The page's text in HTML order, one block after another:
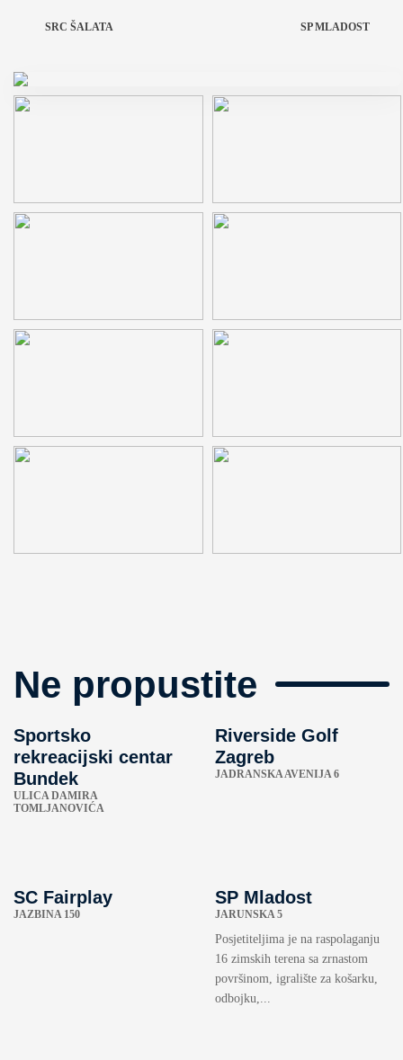
SRC ŠALATA SP MLADOST
Ne propustite
Sportsko
rekreacijski centar
Bundek
ULICA DAMIRA
TOMLJANOVIĆA
Riverside Golf
Zagreb
JADRANSKA AVENIJA 6
SC Fairplay
JAZBINA 150
SP Mladost
JARUNSKA 5
Posjetiteljima je na raspolaganju
16 zimskih terena sa zrnastom
površinom, igralište za košarku,
odbojku,...